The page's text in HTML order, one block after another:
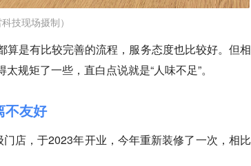
技现场摄制）
是有比较完善的流程，服务态度也比较好。但相
规矩了一些，直白点说就是“人味不足”。
不友好
店，于2023年开业，今年重新装修了一次，相比